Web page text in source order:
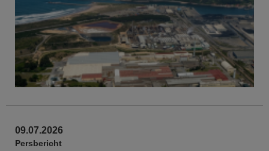
09.07.2026
Persbericht